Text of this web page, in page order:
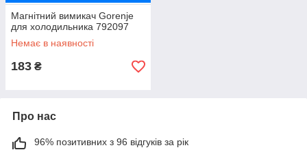
Магнітний вимикач Gorenje
для холодильника 792097
Немає в наявності
183 ₴
Про нас
96% позитивних з 96 відгуків за рік